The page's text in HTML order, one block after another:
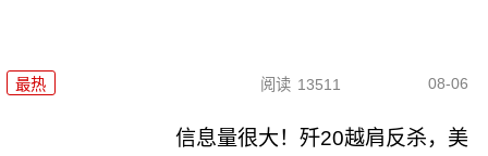
最热 阅读 13511 08-06
信息量很大！歼20越肩反杀，美